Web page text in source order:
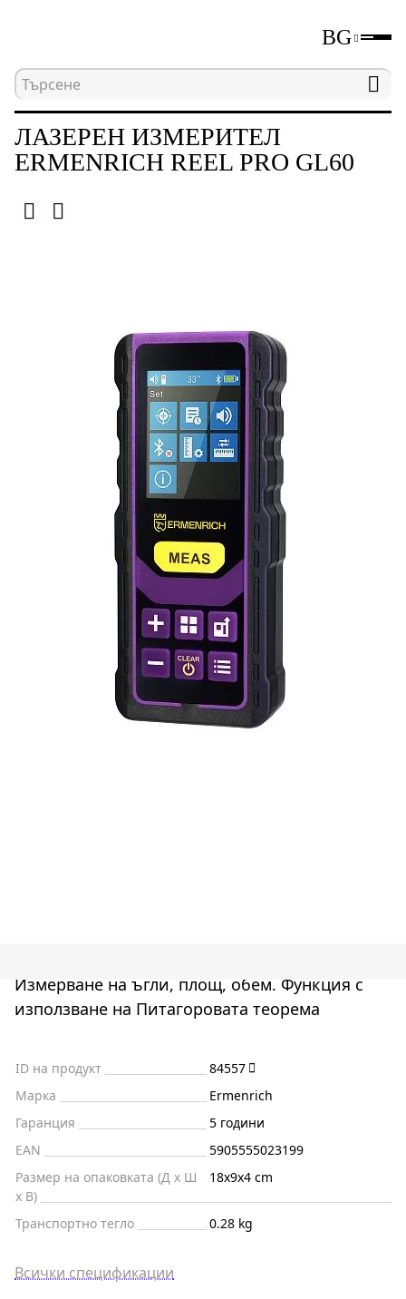
BG
Начална страница Измервателни
ЛАЗЕРЕН ИЗМЕРИТЕЛ
ERMENRICH REEL PRO GL60
Измерване на ъгли, площ, обем. Функция с
използване на Питагоровата теорема
ID на продукт
84557
Марка
Ermenrich
Гаранция
5 години
EAN
5905555023199
Размер на опаковката (Д x Ш
x В)
18x9x4 cm
Транспортно тегло 0.28 kg
Всички спецификации